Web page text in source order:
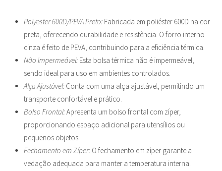
Polyester 600D/PEVA Preto: Fabricada em poliéster 600D na cor
preta, oferecendo durabilidade e resistência. O forro interno
cinza é feito de PEVA, contribuindo para a eficiência térmica.
Não Impermeável: Esta bolsa térmica não é impermeável,
sendo ideal para uso em ambientes controlados.
Alça Ajustável: Conta com uma alça ajustável, permitindo um
transporte confortável e prático.
Bolso Frontal:Apresenta um bolso frontal com zíper,
proporcionando espaço adicional para utensílios ou
pequenos objetos.
Fechamento em Zíper: O fechamento em zíper garante a
vedação adequada para manter a temperatura interna.